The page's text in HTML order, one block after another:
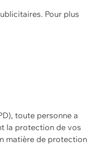
Pour plus
toute personne a
la protection de vos
matière de protection